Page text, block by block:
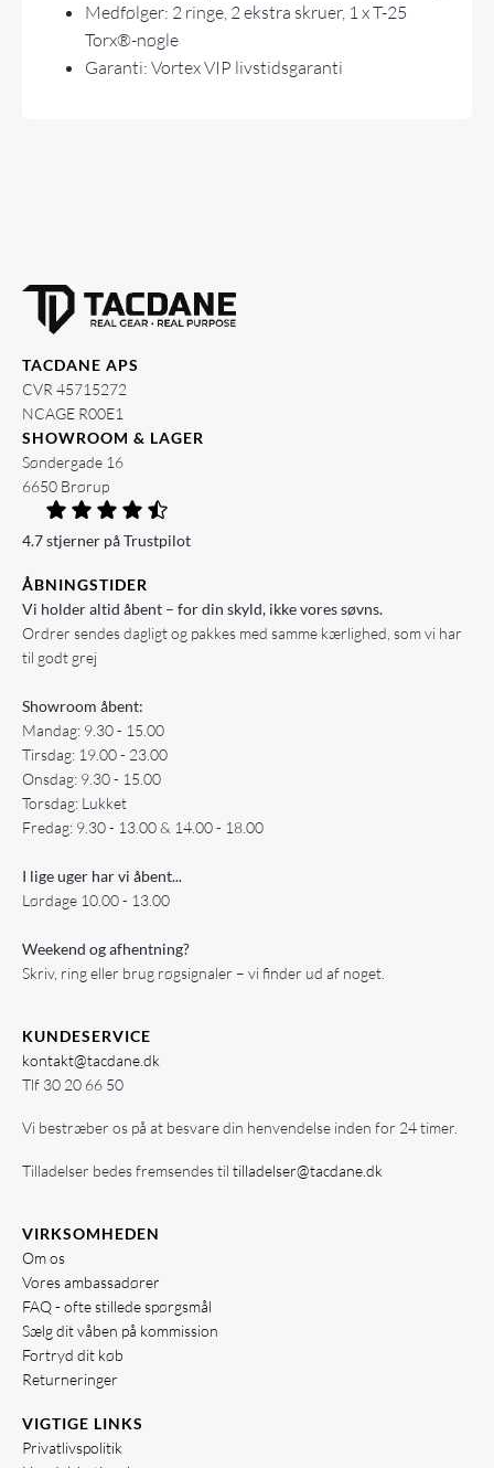
Medfølger: 2 ringe, 2 ekstra skruer, 1 x T-25
Torx®-nøgle
Garanti: Vortex VIP livstidsgaranti
TACDANE APS
CVR 45715272
NCAGE R00E1
SHOWROOM & LAGER
Søndergade 16
6650 Brørup
4.7 stjerner på Trustpilot
ÅBNINGSTIDER
Vi holder altid åbent – for din skyld, ikke vores søvns.
Ordrer sendes dagligt og pakkes med samme kærlighed, som vi har
til godt grej
Showroom åbent:
Mandag: 9.30 - 15.00
Tirsdag: 19.00 - 23.00
Onsdag: 9.30 - 15.00
Torsdag: Lukket
Fredag: 9.30 - 13.00 & 14.00 - 18.00
I lige uger har vi åbent...
Lørdage 10.00 - 13.00
Weekend og afhentning?
Skriv, ring eller brug røgsignaler – vi finder ud af noget.
KUNDESERVICE
kontakt@tacdane.dk
Tlf 30 20 66 50
Vi bestræber os på at besvare din henvendelse inden for 24 timer.
Tilladelser bedes fremsendes til tilladelser@tacdane.dk
VIRKSOMHEDEN
Om os
Vores ambassadører
FAQ - ofte stillede spørgsmål
Sælg dit våben på kommission
Fortryd dit køb
Returneringer
VIGTIGE LINKS
Privatlivspolitik